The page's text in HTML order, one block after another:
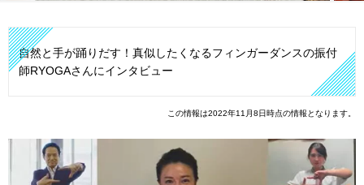
自然と手が踊りだす！真似したくなるフィンガーダンスの振付
師RYOGAさんにインタビュー
この情報は2022年11月8日時点の情報となります。